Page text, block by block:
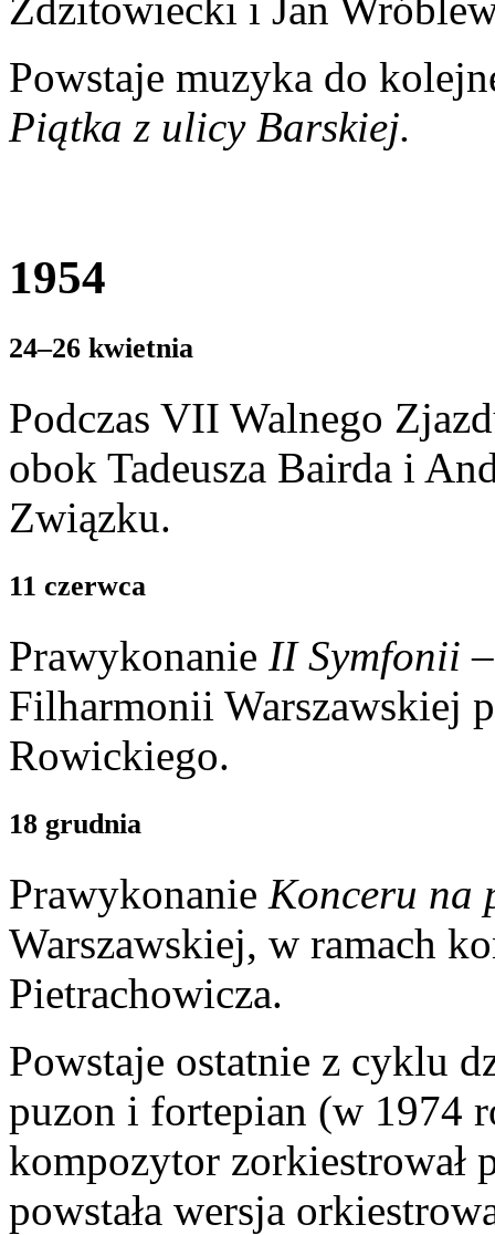
Zdzitowiecki i Jan
Powstaje muzyka do
Piątka z ulicy Barskiej.
1954
24–26 kwietnia
Podczas VII Walnego
obok Tadeusza Bairda i
Związku.
11 czerwca
Prawykonanie II Symfonii
Filharmonii Warszawskiej
Rowickiego.
18 grudnia
Prawykonanie Konceru na
Warszawskiej, w ramach
Pietrachowicza.
Powstaje ostatnie z cyklu
puzon i fortepian (w 1974
kompozytor zorkiestrował
powstała wersja